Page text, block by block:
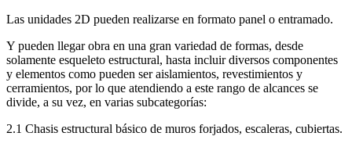
Las unidades 2D pueden realizarse en formato panel o entramado.
Y pueden llegar obra en una gran variedad de formas, desde
solamente esqueleto estructural, hasta incluir diversos componentes
y elementos como pueden ser aislamientos, revestimientos y
cerramientos, por lo que atendiendo a este rango de alcances se
divide, a su vez, en varias subcategorías:
2.1 Chasis estructural básico de muros forjados, escaleras, cubiertas.